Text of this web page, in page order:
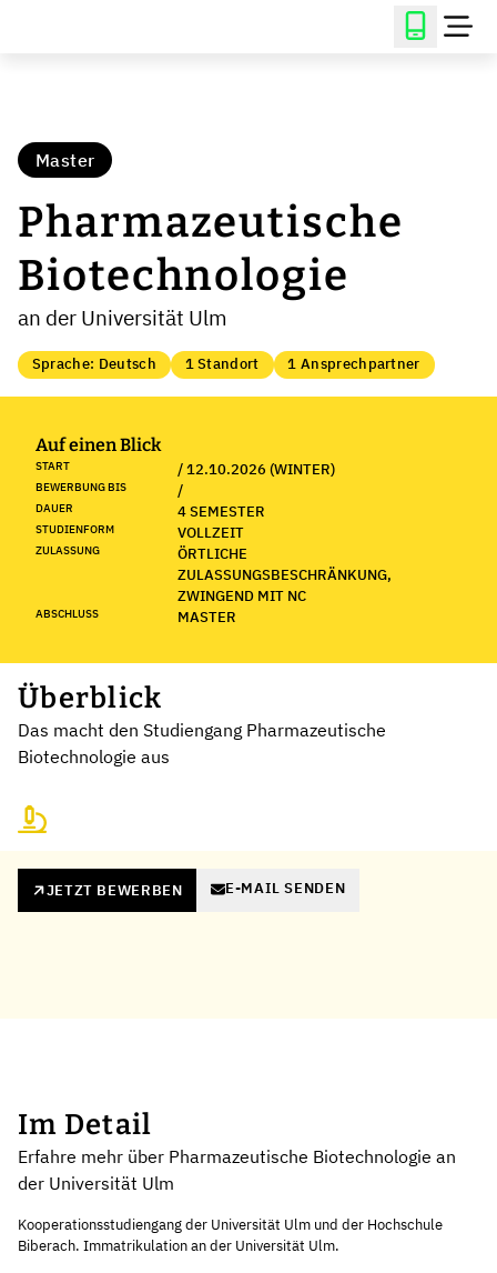
Master
Pharmazeutische
Biotechnologie
an der Universität Ulm
Sprache: Deutsch 1 Standort 1 Ansprechpartner
Auf einen Blick
START / 12.10.2026 (WINTER)
BEWERBUNG BIS /
DAUER 4 SEMESTER
STUDIENFORM VOLLZEIT
ZULASSUNG
ÖRTLICHE
ZULASSUNGSBESCHRÄNKUNG,
ZWINGEND MIT NC
ABSCHLUSS MASTER
Überblick
Das macht den Studiengang Pharmazeutische
Biotechnologie aus
JETZT BEWERBEN E-MAIL SENDEN
Im Detail
Erfahre mehr über Pharmazeutische Biotechnologie an
der Universität Ulm
Kooperationsstudiengang der Universität Ulm und der Hochschule
Biberach. Immatrikulation an der Universität Ulm.